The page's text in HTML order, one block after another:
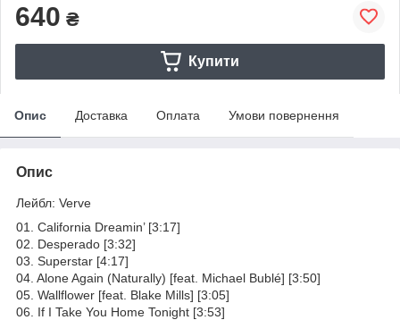
640 ₴
Купити
Опис Доставка Оплата Умови повернення
Опис
Лейбл: Verve
01. California Dreamin’ [3:17]
02. Desperado [3:32]
03. Superstar [4:17]
04. Alone Again (Naturally) [feat. Michael Bublé] [3:50]
05. Wallflower [feat. Blake Mills] [3:05]
06. If I Take You Home Tonight [3:53]